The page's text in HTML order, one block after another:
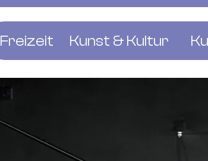
Freizeit
Musik & Konzerte
Club & Party
Familie & Kinder
Kino & Film
Kunst & Kultur
Museen
Galerien &
Literatur & Bücher